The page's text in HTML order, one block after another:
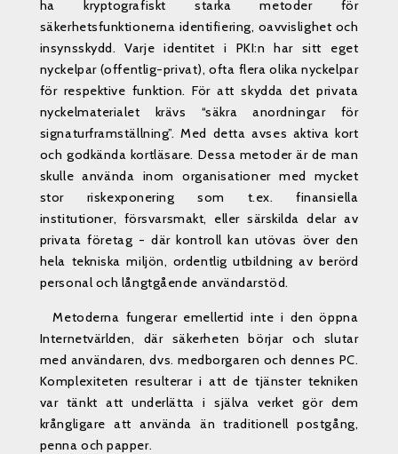
ha kryptografiskt starka metoder för
säkerhetsfunktionerna identifiering, oavvislighet och
insynsskydd. Varje identitet i PKI:n har sitt eget
nyckelpar (offentlig-privat), ofta flera olika nyckelpar
för respektive funktion. För att skydda det privata
nyckelmaterialet krävs “säkra anordningar för
signaturframställning”. Med detta avses aktiva kort
och godkända kortläsare. Dessa metoder är de man
skulle använda inom organisationer med mycket
stor riskexponering som t.ex. finansiella
institutioner, försvarsmakt, eller särskilda delar av
privata företag - där kontroll kan utövas över den
hela tekniska miljön, ordentlig utbildning av berörd
personal och långtgående användarstöd.
Metoderna fungerar emellertid inte i den öppna
Internetvärlden, där säkerheten börjar och slutar
med användaren, dvs. medborgaren och dennes PC.
Komplexiteten resulterar i att de tjänster tekniken
var tänkt att underlätta i själva verket gör dem
krångligare att använda än traditionell postgång,
penna och papper.